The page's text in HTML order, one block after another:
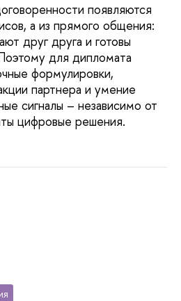
появляются
а из прямого общения:
друг друга и готовы
для дипломата
формулировки,
партнера и умение
сигналы – независимо от
цифровые решения.